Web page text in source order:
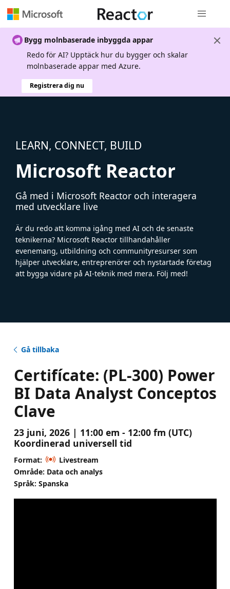
Bygg molnbaserade inbyggda appar
Redo för AI? Upptäck hur du bygger och skalar
molnbaserade appar med Azure.
Registrera dig nu
LEARN, CONNECT, BUILD
Microsoft Reactor
Gå med i Microsoft Reactor och interagera
med utvecklare live
Är du redo att komma igång med AI och de senaste
teknikerna? Microsoft Reactor tillhandahåller
evenemang, utbildning och communityresurser som
hjälper utvecklare, entreprenörer och nystartade företag
att bygga vidare på AI-teknik med mera. Följ med!
Gå tillbaka
Certifícate: (PL-300) Power
BI Data Analyst Conceptos
Clave
23 juni, 2026 | 11:00 em - 12:00 fm (UTC)
Koordinerad universell tid
Format:
Livestream
Område: Data och analys
Språk: Spanska